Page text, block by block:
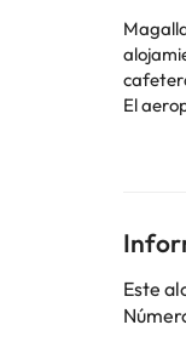
alojamiento con patio y wifi gratis.
cafetera, y 1
El
Este